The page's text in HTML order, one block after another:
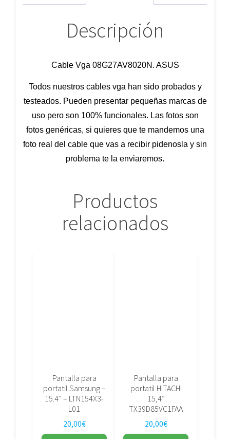
Descripción
Cable Vga 08G27AV8020N. ASUS
Todos nuestros cables vga han sido probados y
testeados. Pueden presentar pequeñas marcas de
uso pero son 100% funcionales. Las fotos son
fotos genéricas, si quieres que te mandemos una
foto real del cable que vas a recibir pidenosla y sin
problema te la enviaremos.
Productos
relacionados
Pantalla para
portatil Samsung –
15.4″ – LTN154X3-
L01
20,00€
Pantalla para
portatil HITACHI
15,4″
TX39D85VC1FAA
20,00€